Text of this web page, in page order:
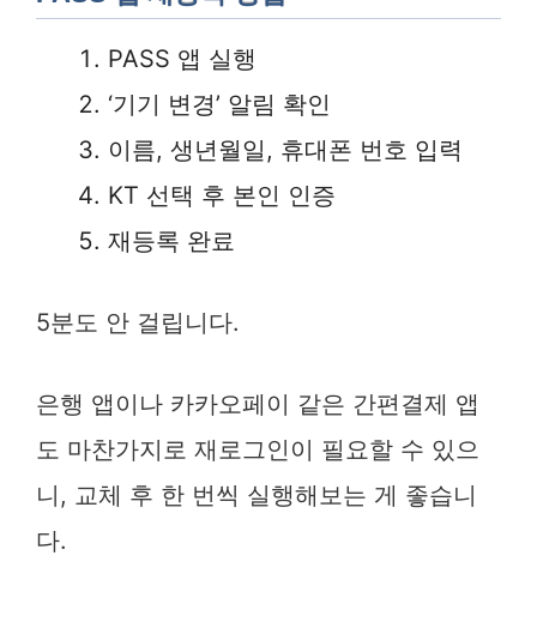
PASS 앱 실행
‘기기 변경’ 알림 확인
이름, 생년월일, 휴대폰 번호 입력
KT 선택 후 본인 인증
재등록 완료
5분도 안 걸립니다.
은행 앱이나 카카오페이 같은 간편결제 앱
도 마찬가지로 재로그인이 필요할 수 있으
니, 교체 후 한 번씩 실행해보는 게 좋습니
다.